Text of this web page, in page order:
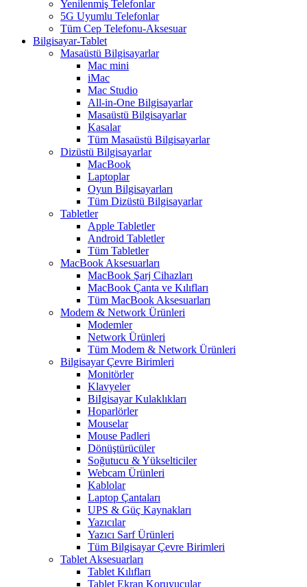
Yenilenmiş Telefonlar
5G Uyumlu Telefonlar
Tüm Cep Telefonu-Aksesuar
Bilgisayar-Tablet
Masaüstü Bilgisayarlar
Mac mini
iMac
Mac Studio
All-in-One Bilgisayarlar
Masaüstü Bilgisayarlar
Kasalar
Tüm Masaüstü Bilgisayarlar
Dizüstü Bilgisayarlar
MacBook
Laptoplar
Oyun Bilgisayarları
Tüm Dizüstü Bilgisayarlar
Tabletler
Apple Tabletler
Android Tabletler
Tüm Tabletler
MacBook Aksesuarları
MacBook Şarj Cihazları
MacBook Çanta ve Kılıfları
Tüm MacBook Aksesuarları
Modem & Network Ürünleri
Modemler
Network Ürünleri
Tüm Modem & Network Ürünleri
Bilgisayar Çevre Birimleri
Monitörler
Klavyeler
BiIgisayar Kulaklıkları
Hoparlörler
Mouselar
Mouse Padleri
Dönüştürücüler
Soğutucu & Yükselticiler
Webcam Ürünleri
Kablolar
Laptop Çantaları
UPS & Güç Kaynakları
Yazıcılar
Yazıcı Sarf Ürünleri
Tüm Bilgisayar Çevre Birimleri
Tablet Aksesuarları
Tablet Kılıfları
Tablet Ekran Koruyucular